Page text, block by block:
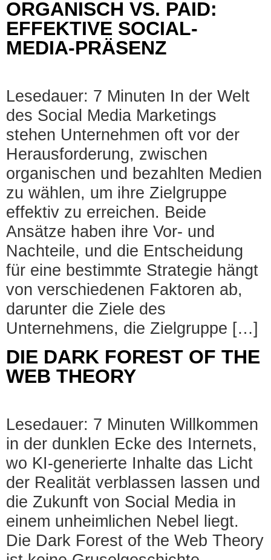
ORGANISCH VS. PAID:
EFFEKTIVE SOCIAL-
MEDIA-PRÄSENZ
Lesedauer: 7 Minuten In der Welt
des Social Media Marketings
stehen Unternehmen oft vor der
Herausforderung, zwischen
organischen und bezahlten Medien
zu wählen, um ihre Zielgruppe
effektiv zu erreichen. Beide
Ansätze haben ihre Vor- und
Nachteile, und die Entscheidung
für eine bestimmte Strategie hängt
von verschiedenen Faktoren ab,
darunter die Ziele des
Unternehmens, die Zielgruppe […]
DIE DARK FOREST OF THE
WEB THEORY
Lesedauer: 7 Minuten Willkommen
in der dunklen Ecke des Internets,
wo KI-generierte Inhalte das Licht
der Realität verblassen lassen und
die Zukunft von Social Media in
einem unheimlichen Nebel liegt.
Die Dark Forest of the Web Theory